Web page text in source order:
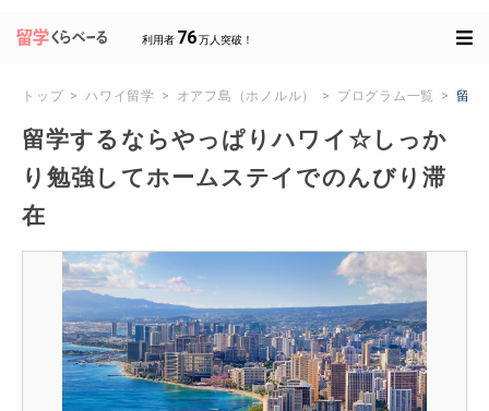
利用者 76万人突破！
トップ ハワイ留学 オアフ島（ホノルル） プログラム一覧 留学
留学するならやっぱりハワイ☆しっか
り勉強してホームステイでのんびり滞
在